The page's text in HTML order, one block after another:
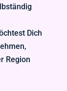
Dich
Region